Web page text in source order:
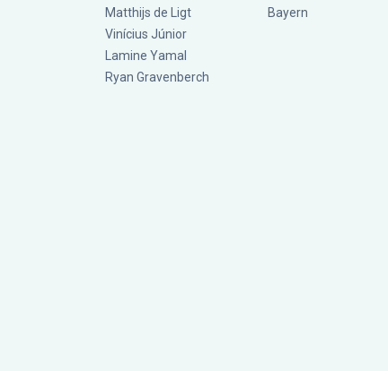
Matthijs de Ligt
Vinícius Júnior
Lamine Yamal
Ryan Gravenberch
Bayern